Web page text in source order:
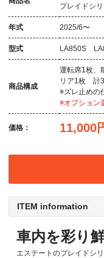
プレイドシ
年式 2025/6〜
型式 LA850S
商品構成
運転席1枚、
リア1枚 計3
※ズレ止めの
※オプション
価格： 11,000
ITEM information
車内を彩り
エステートのプレイドシ